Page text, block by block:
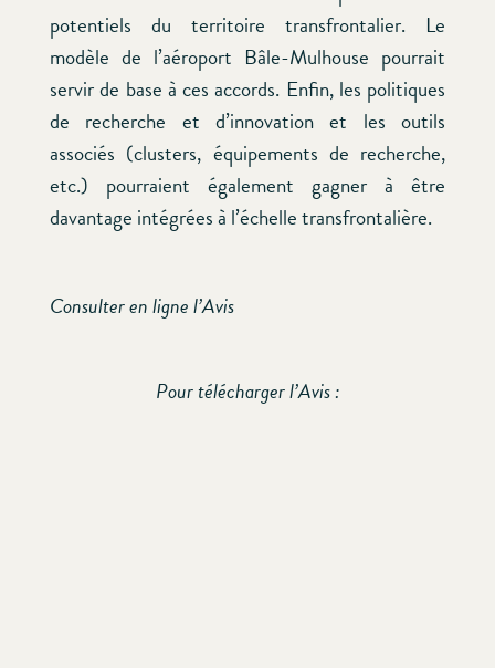
potentiels du territoire transfrontalier. Le
modèle de l’aéroport Bâle-Mulhouse pourrait
servir de base à ces accords. Enfin, les politiques
de recherche et d’innovation et les outils
associés (clusters, équipements de recherche,
etc.) pourraient également gagner à être
davantage intégrées à l’échelle transfrontalière.
Consulter en ligne l’Avis
Pour télécharger l’Avis :